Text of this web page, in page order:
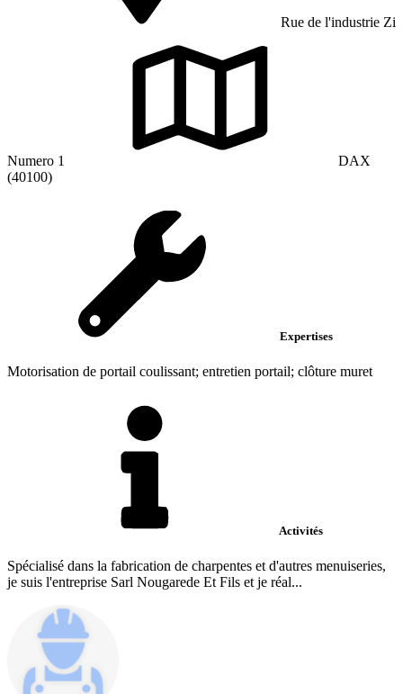
Rue de l'industrie Zi
Numero 1
DAX
(40100)
Expertises
Motorisation de portail coulissant; entretien portail; clôture muret
Activités
Spécialisé dans la fabrication de charpentes et d'autres menuiseries,
je suis l'entreprise Sarl Nougarede Et Fils et je réal...